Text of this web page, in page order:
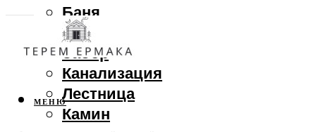
Баня
Веранда
Забор
Канализация
Лестница
Камин
МЕНЮ